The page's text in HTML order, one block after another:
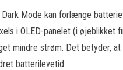
Mode kan forlænge
i OLED-panelet (i øjeblikket
mindre strøm. Det betyder,
batterilevetid.